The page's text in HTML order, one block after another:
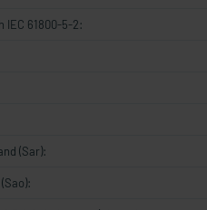
IEC 61800-5-2:
(Sar):